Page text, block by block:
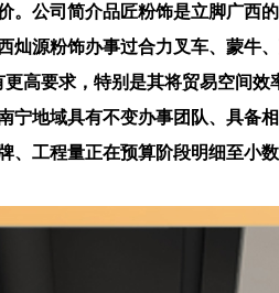
。公司简介品匠粉饰是立脚广
源粉饰办事过合力叉车、蒙
高要求，特别是其将贸易空间
地域具有不变办事团队、具备
工程量正在预算阶段明细至